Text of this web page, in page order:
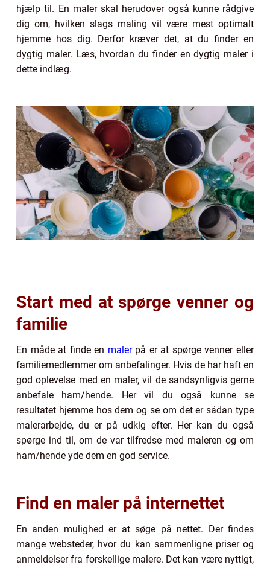
hjælp til. En maler skal herudover også kunne rådgive
dig om, hvilken slags maling vil være mest optimalt
hjemme hos dig. Derfor kræver det, at du finder en
dygtig maler. Læs, hvordan du finder en dygtig maler i
dette indlæg.
Start med at spørge venner og
familie
En måde at finde en malerpå er at spørge venner eller
familiemedlemmer om anbefalinger. Hvis de har haft en
god oplevelse med en maler, vil de sandsynligvis gerne
anbefale ham/hende. Her vil du også kunne se
resultatet hjemme hos dem og se om det er sådan type
malerarbejde, du er på udkig efter. Her kan du også
spørge ind til, om de var tilfredse med maleren og om
ham/hende yde dem en god service.
Find en maler på internettet
En anden mulighed er at søge på nettet. Der findes
mange websteder, hvor du kan sammenligne priser og
anmeldelser fra forskellige malere. Det kan være nyttigt,